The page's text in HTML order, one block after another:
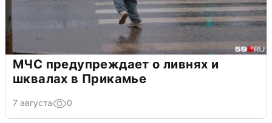
МЧС предупреждает о ливнях и
шквалах в Прикамье
7 августа 0